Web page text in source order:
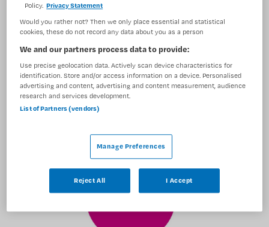
Vacature niet beschikbaar
Deze vacature Ambulant verpleegkundige Crisisdienst /
IHT bij GGZ inGeest is niet meer actueel. Hieronder staan
enkele vergelijkbare vacatures die voor u wellicht
interessant zijn.
Policy. Privacy Statement
Would you rather not? Then we only place essential and statistical
cookies, these do not record any data about you as a person
We and our partners process data to provide:
Use precise geolocation data. Actively scan device characteristics for
identification. Store and/or access information on a device. Personalised
advertising and content, advertising and content measurement, audience
research and services development.
List of Partners (vendors)
Manage Preferences
Reject All I Accept